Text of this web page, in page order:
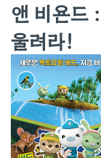
앤 비욘드
울려라!